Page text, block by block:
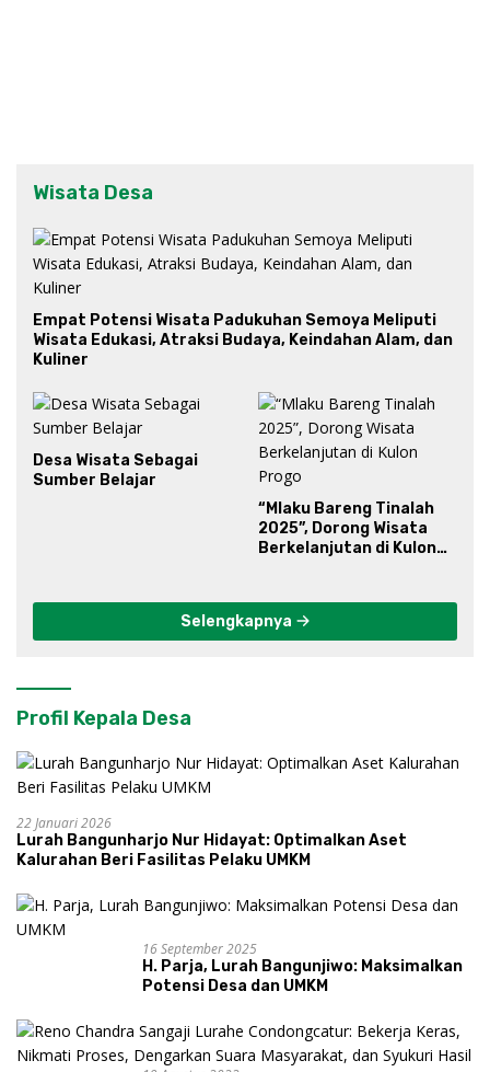
Wisata Desa
Empat Potensi Wisata Padukuhan Semoya Meliputi
Wisata Edukasi, Atraksi Budaya, Keindahan Alam, dan
Kuliner
Desa Wisata Sebagai
Sumber Belajar
“Mlaku Bareng Tinalah
2025”, Dorong Wisata
Berkelanjutan di Kulon
Selengkapnya
Profil Kepala Desa
22 Januari 2026
Lurah Bangunharjo Nur Hidayat: Optimalkan Aset
Kalurahan Beri Fasilitas Pelaku UMKM
16 September 2025
H. Parja, Lurah Bangunjiwo: Maksimalkan
Potensi Desa dan UMKM